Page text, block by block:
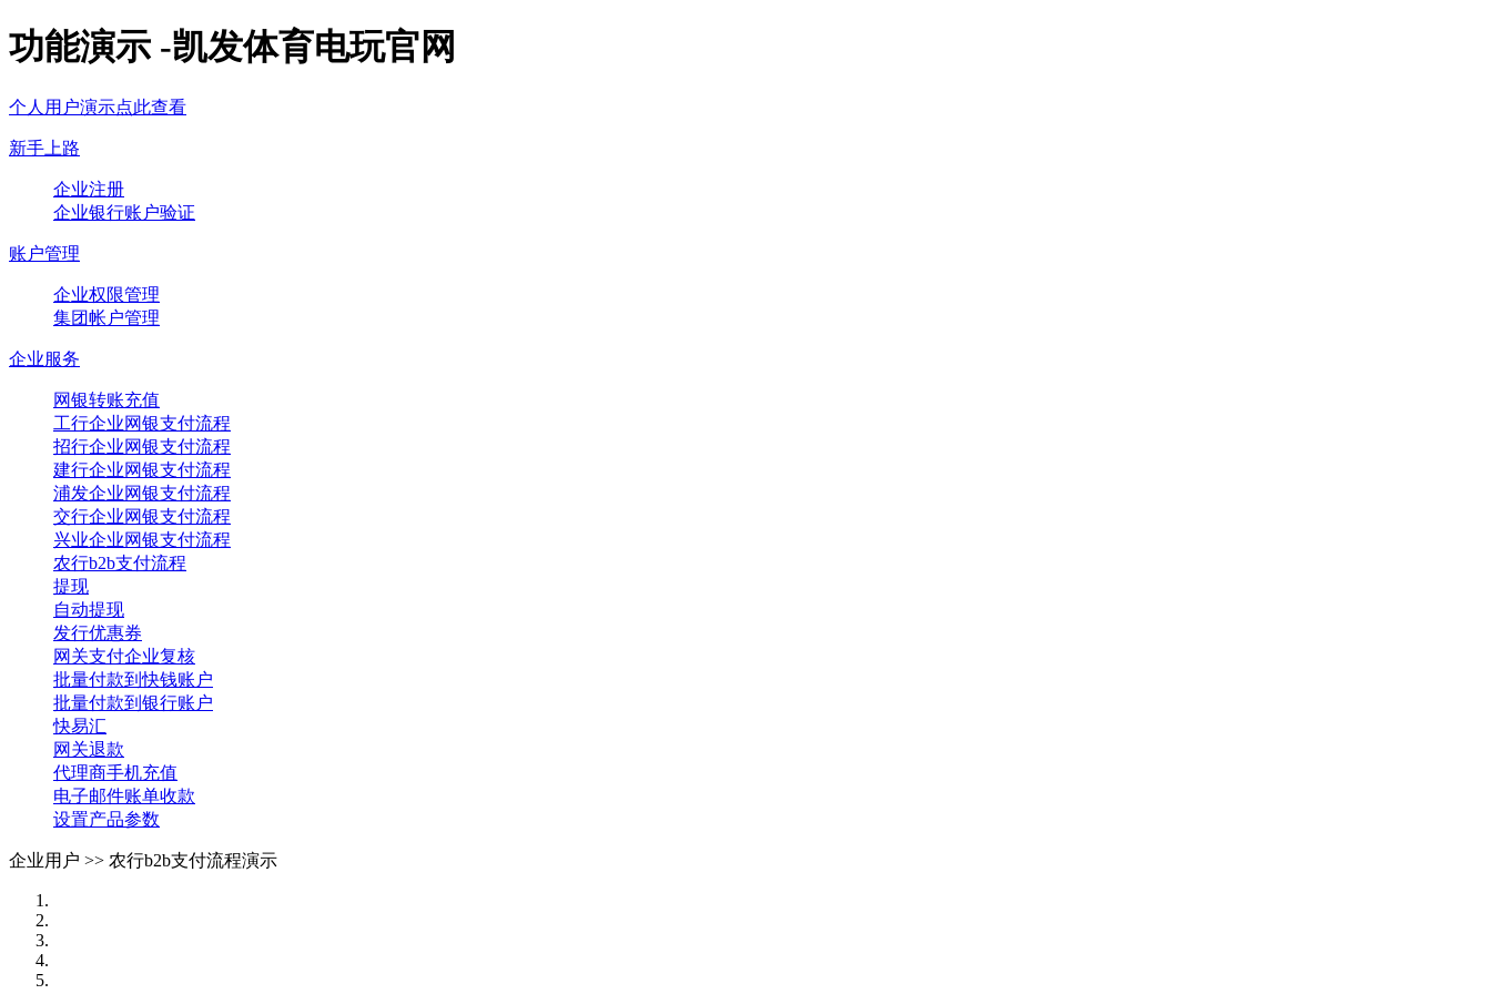
功能演示 -凯发体育电玩官网
个人用户演示点此查看
新手上路
企业注册
企业银行账户验证
账户管理
企业权限管理
集团帐户管理
企业服务
网银转账充值
工行企业网银支付流程
招行企业网银支付流程
建行企业网银支付流程
浦发企业网银支付流程
交行企业网银支付流程
兴业企业网银支付流程
农行b2b支付流程
提现
自动提现
发行优惠券
网关支付企业复核
批量付款到快钱账户
批量付款到银行账户
快易汇
网关退款
代理商手机充值
电子邮件账单收款
设置产品参数
企业用户 >> 农行b2b支付流程演示